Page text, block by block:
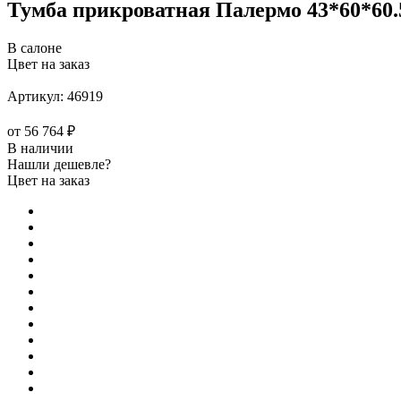
Тумба прикроватная Палермо
В салоне
Цвет на заказ
Артикул: 46919
от 56 764 ₽
В наличии
Нашли дешевле?
Цвет на заказ